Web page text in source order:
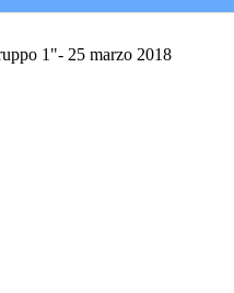
1"- 25 marzo 2018